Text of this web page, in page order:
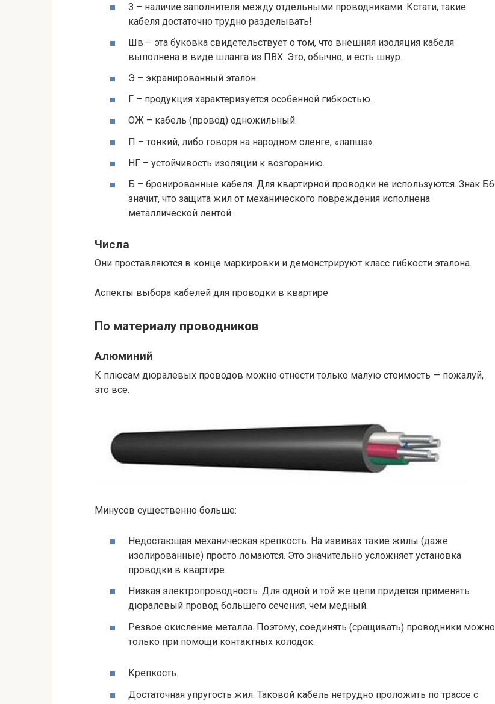
З – наличие заполнителя между отдельными проводниками. Кстати, такие
кабеля достаточно трудно разделывать!
Шв – эта буковка свидетельствует о том, что внешняя изоляция кабеля
выполнена в виде шланга из ПВХ. Это, обычно, и есть шнур.
Э – экранированный эталон.
Г – продукция характеризуется особенной гибкостью.
ОЖ – кабель (провод) одножильный.
П – тонкий, либо говоря на народном сленге, «лапша».
НГ – устойчивость изоляции к возгоранию.
Б – бронированные кабеля. Для квартирной проводки не используются. Знак Бб
значит, что защита жил от механического повреждения исполнена
металлической лентой.
Числа
Они проставляются в конце маркировки и демонстрируют класс гибкости эталона.
Аспекты выбора кабелей для проводки в квартире
По материалу проводников
Алюминий
К плюсам дюралевых проводов можно отнести только малую стоимость — пожалуй,
это все.
Минусов существенно больше:
Недостающая механическая крепкость. На извивах такие жилы (даже
изолированные) просто ломаются. Это значительно усложняет установка
проводки в квартире.
Низкая электропроводность. Для одной и той же цепи придется применять
дюралевый провод большего сечения, чем медный.
Резвое окисление металла. Поэтому, соединять (сращивать) проводники можно
только при помощи контактных колодок.
Крепкость.
Достаточная упругость жил. Таковой кабель нетрудно проложить по трассе с